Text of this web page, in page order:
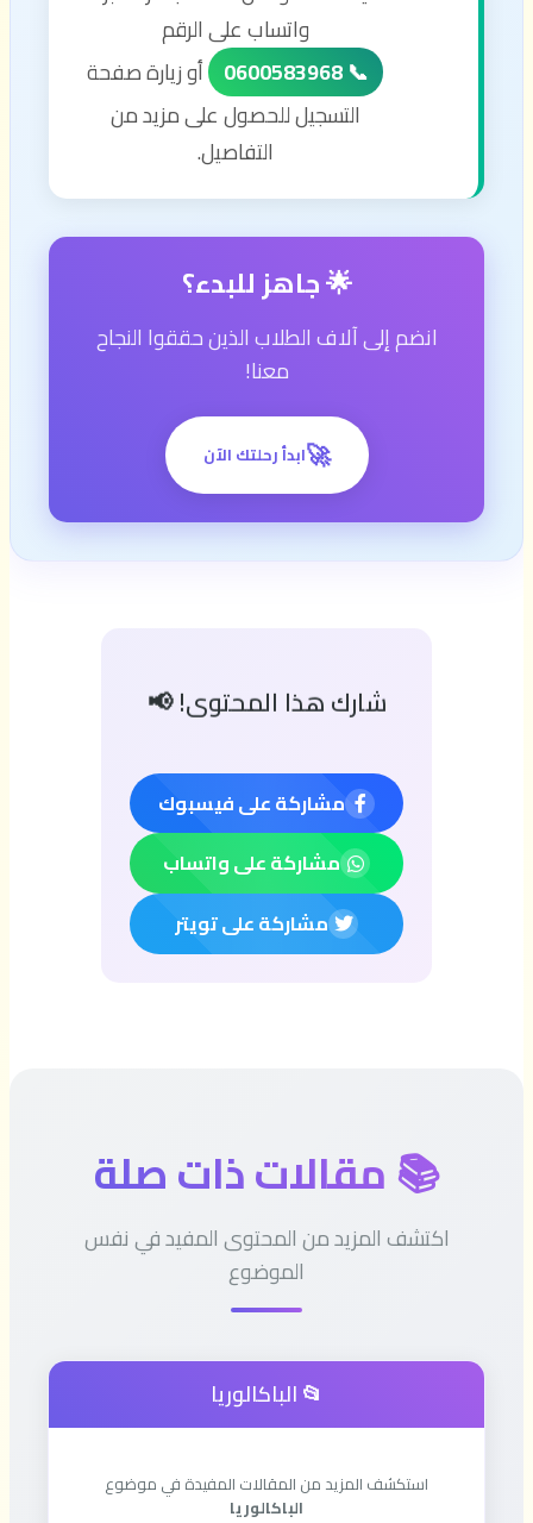
واتساب على الرقم
📞 0600583968
أو زيارة صفحة
التسجيل للحصول على مزيد من
التفاصيل.
🌟 جاهز للبدء؟
انضم إلى آلاف الطلاب الذين حققوا النجاح
معنا!
🚀ابدأ رحلتك الآن
شارك هذا المحتوى! 📢
مشاركة على فيسبوك
مشاركة على واتساب
مشاركة على تويتر
📚 مقالات ذات صلة
اكتشف المزيد من المحتوى المفيد في نفس
الموضوع
📂 الباكالوريا
استكشف المزيد من المقالات المفيدة في موضوع
الباكالوريا